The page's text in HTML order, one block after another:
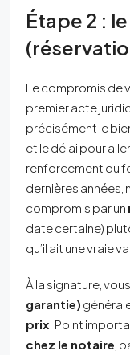
Étape 2 :
Le compromis de
premier acte
précisément le
et le délai pour
renforcement du
dernières années,
compromis par un
date certaine)
qu’il ait une vraie
À la signature,
garantie)
prix . Point
chez le notaire ,